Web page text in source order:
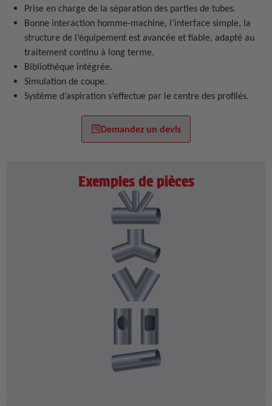
Prise en charge de la séparation des parties de tubes.
Bonne interaction homme-machine, l’interface simple, la
structure de l’équipement est avancée et fiable, adapté au
traitement continu à long terme.
Bibliothèque intégrée.
Simulation de coupe.
Système d’aspiration s’effectue par le centre des profilés.
Demandez un devis
Exemples de pièces